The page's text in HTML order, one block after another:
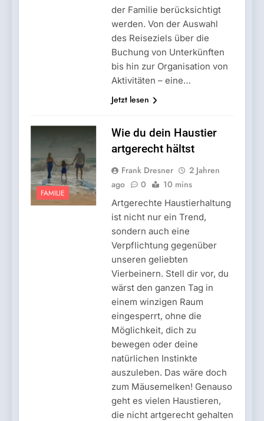
der Familie berücksichtigt
werden. Von der Auswahl
des Reiseziels über die
Buchung von Unterkünften
bis hin zur Organisation von
Aktivitäten – eine…
Jetzt lesen
FAMILIE
Wie du dein Haustier
artgerecht hältst
Frank Dresner
2 Jahren
ago
0 10 mins
Artgerechte Haustierhaltung
ist nicht nur ein Trend,
sondern auch eine
Verpflichtung gegenüber
unseren geliebten
Vierbeinern. Stell dir vor, du
wärst den ganzen Tag in
einem winzigen Raum
eingesperrt, ohne die
Möglichkeit, dich zu
bewegen oder deine
natürlichen Instinkte
auszuleben. Das wäre doch
zum Mäusemelken! Genauso
geht es vielen Haustieren,
die nicht artgerecht gehalten